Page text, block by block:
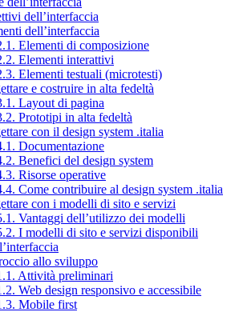
dell’interfaccia
dell’interfaccia
Elementi di composizione
Elementi interattivi
Elementi testuali (microtesti)
e costruire in alta fedeltà
Layout di pagina
Prototipi in alta fedeltà
con il design system .italia
Documentazione
Benefici del design system
Risorse operative
Come contribuire al design system .italia
con i modelli di sito e servizi
Vantaggi dell’utilizzo dei modelli
I modelli di sito e servizi disponibili
allo sviluppo
Attività preliminari
Web design responsivo e accessibile
Mobile first